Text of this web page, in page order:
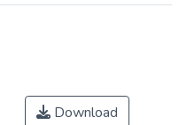
Download